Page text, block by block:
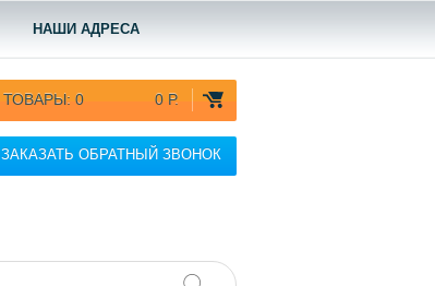
НАШИ АДРЕСА
ТОВАРЫ: 0 0 Р.
ЗАКАЗАТЬ ОБРАТНЫЙ ЗВОНОК